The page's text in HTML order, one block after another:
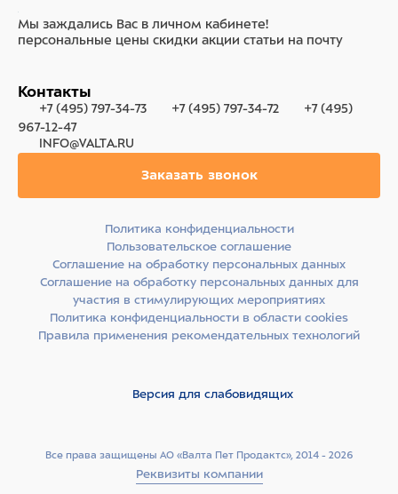
Мы заждались Вас в личном кабинете!
персональные цены скидки акции статьи на почту
Контакты
+7 (495) 797-34-73 +7 (495) 797-34-72
+7 (495)
967-12-47
INFO@VALTA.RU
Заказать звонок
Все права защищены АО «Валта Пет Продактс», 2014 - 2026
Реквизиты компании
Политика конфиденциальности
Пользовательское соглашение
Соглашение на обработку персональных данных
Соглашение на обработку персональных данных для
участия в стимулирующих мероприятиях
Политика конфиденциальности в области cookies
Правила применения рекомендательных технологий
Версия для слабовидящих